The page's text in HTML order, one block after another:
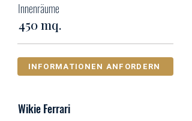
Innenräume
450 mq.
INFORMATIONEN ANFORDERN
Wikie Ferrari